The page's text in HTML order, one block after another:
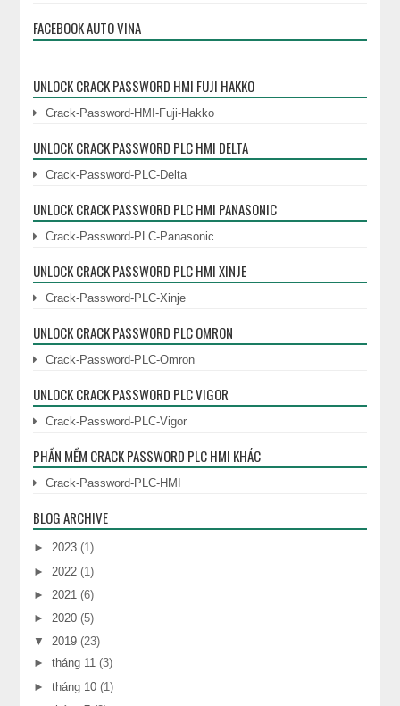
FACEBOOK AUTO VINA
UNLOCK CRACK PASSWORD HMI FUJI HAKKO
Crack-Password-HMI-Fuji-Hakko
UNLOCK CRACK PASSWORD PLC HMI DELTA
Crack-Password-PLC-Delta
UNLOCK CRACK PASSWORD PLC HMI PANASONIC
Crack-Password-PLC-Panasonic
UNLOCK CRACK PASSWORD PLC HMI XINJE
Crack-Password-PLC-Xinje
UNLOCK CRACK PASSWORD PLC OMRON
Crack-Password-PLC-Omron
UNLOCK CRACK PASSWORD PLC VIGOR
Crack-Password-PLC-Vigor
PHẦN MỀM CRACK PASSWORD PLC HMI KHÁC
Crack-Password-PLC-HMI
BLOG ARCHIVE
►2023 (1)
► 2022 (1)
► 2021 (6)
►2020 (5)
▼
2019 (23)
►tháng 11 (3)
►tháng 10 (1)